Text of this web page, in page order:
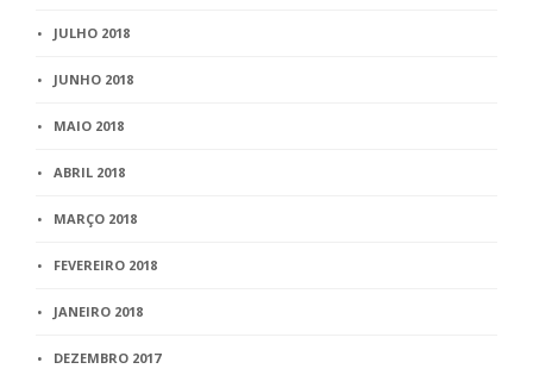
JULHO 2018
JUNHO 2018
MAIO 2018
ABRIL 2018
MARÇO 2018
FEVEREIRO 2018
JANEIRO 2018
DEZEMBRO 2017